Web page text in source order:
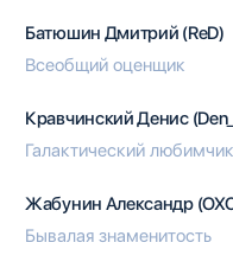
Батюшин Дмитрий (ReD)
Всеобщий оценщик
Кравчинский Денис
Галактический любимчик
Жабунин Александр
Бывалая знаменитость